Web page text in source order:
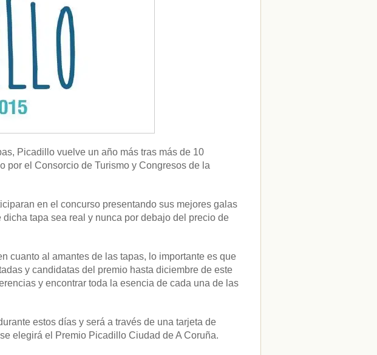
Picadillo vuelve un año más tras más de 10
por el Consorcio de Turismo y Congresos de la
en el concurso presentando sus mejores galas
tapa sea real y nunca por debajo del precio de
cuanto al amantes de las tapas, lo importante es que
y candidatas del premio hasta diciembre de este
y encontrar toda la esencia de cada una de las
estos días y será a través de una tarjeta de
elegirá el Premio Picadillo Ciudad de A Coruña.